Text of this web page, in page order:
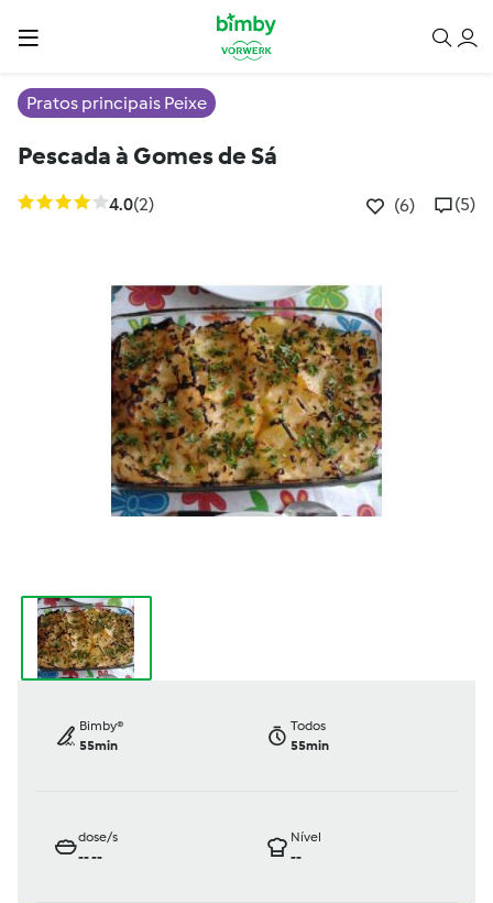
Pratos principais Peixe
Pescada à Gomes de Sá
4.0(2) (6) (5)
Bimby®
55min
Todos
55min
dose/s
----
Nível
--